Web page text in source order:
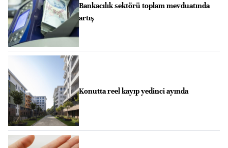
Bankacılık sektörü toplam mevduatında
artış
Konutta reel kayıp yedinci ayında